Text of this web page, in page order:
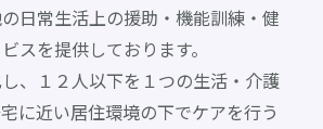
日常生活上の援助・機能訓練・健
スを提供しております。
、１２人以下を１つの生活・介護
に近い居住環境の下でケアを行う